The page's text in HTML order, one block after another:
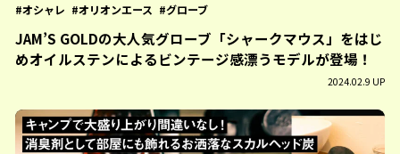
オシャレ オリオンエース グローブ
JAM’S GOLDの大人気グローブ「シャークマウス」をはじ
めオイルステンによるビンテージ感漂うモデルが登場！
2024.02.9 UP